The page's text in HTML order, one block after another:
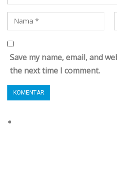
Save my name, email, and
the next time I comment.